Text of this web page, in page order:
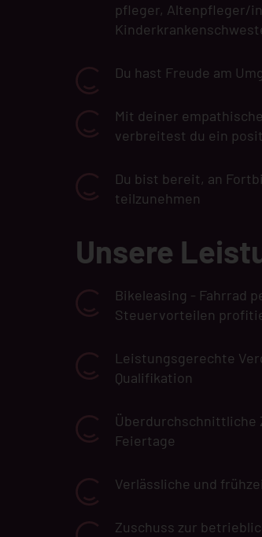
pfleger, Altenpfleger/
Du hast Freude am
Mit deiner
verbreitest du ein
Du bist bereit, an
teilzunehmen
Unsere
Bikeleasing - Fahrrad
Steuervorteilen
Leistungsgerechte
Qualifikation
Überdurchschnittliche
Feiertage
Verlässliche und
Zuschuss zur